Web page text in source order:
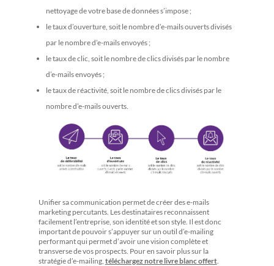
nettoyage de votre base de données s’impose ;
le taux d’ouverture, soit le nombre d’e-mails ouverts divisés
par le nombre d’e-mails envoyés ;
le taux de clic, soit le nombre de clics divisés par le nombre
d’e-mails envoyés ;
le taux de réactivité, soit le nombre de clics divisés par le
nombre d’e-mails ouverts.
Unifier sa communication permet de créer des e-mails
marketing percutants. Les destinataires reconnaissent
facilement l’entreprise, son identité et son style. Il est donc
important de pouvoir s’appuyer sur un outil d’e-mailing
performant qui permet d’avoir une vision complète et
transverse de vos prospects. Pour en savoir plus sur la
stratégie d’e-mailing, téléchargez notre livre blanc offert.